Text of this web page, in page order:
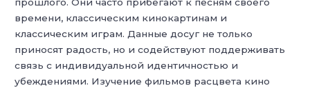
времени, классическим кинокартинам и
классическим играм. Данные досуг не только
приносят радость, но и содействуют поддерживать
связь с индивидуальной идентичностью и
убеждениями. Изучение фильмов расцвета кино